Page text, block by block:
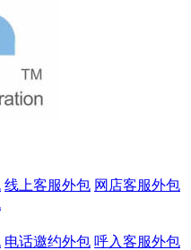
线上客服外包 网店客服外包
电话邀约外包 呼入客服外包